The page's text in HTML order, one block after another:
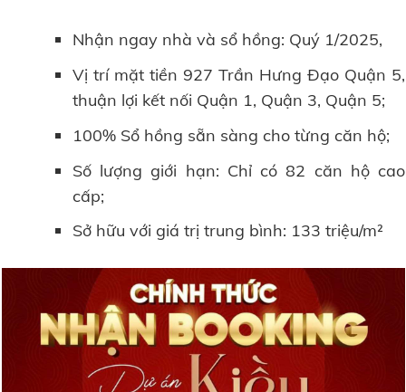
Nhận ngay nhà và sổ hồng: Quý 1/2025,
Vị trí mặt tiền 927 Trần Hưng Đạo Quận 5,
thuận lợi kết nối Quận 1, Quận 3, Quận 5;
100% Sổ hồng sẵn sàng cho từng căn hộ;
Số lượng giới hạn: Chỉ có 82 căn hộ cao
cấp;
Sở hữu với giá trị trung bình: 133 triệu/m²